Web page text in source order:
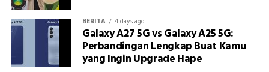
BERITA 4 days ago
Galaxy A27 5G vs Galaxy A25 5G:
Perbandingan Lengkap Buat Kamu
yang Ingin Upgrade Hape